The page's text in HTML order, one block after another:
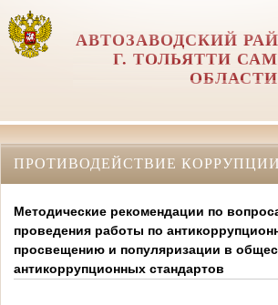
АВТОЗАВОДСКИЙ
Г. ТОЛЬЯТТИ
ОБЛАСТИ
ПРОТИВОДЕЙСТВИЕ КОРРУПЦИИ
Методические рекомендации по
проведения работы по
просвещению и популяризации в
антикоррупционных стандартов